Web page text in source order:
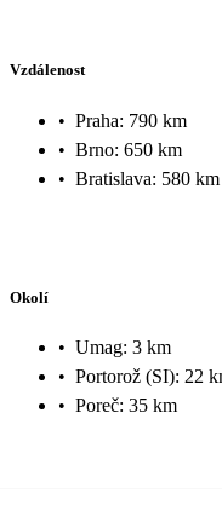
Vzdálenost
• Praha: 790 km
• Brno: 650 km
• Bratislava: 580 km
Okolí
• Umag: 3 km
• Portorož (SI): 22
• Poreč: 35 km